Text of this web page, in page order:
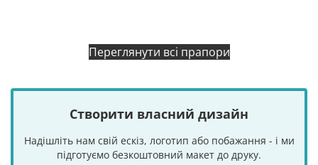
Переглянути всі прапори
Створити власний дизайн
Надішліть нам свій ескіз, логотип або побажання - і ми
підготуємо безкоштовний макет до друку.